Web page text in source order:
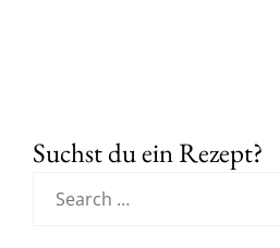
Suchst du ein Rezept?